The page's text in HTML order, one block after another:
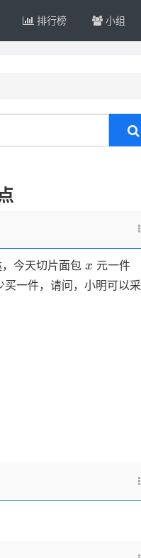
排行榜 小组
今天切片面包 x
x 元一件
一件，请问，小明可以采